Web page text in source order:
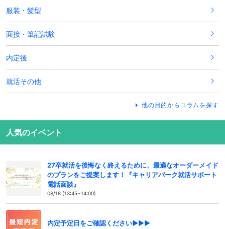
服装・髪型
面接・筆記試験
内定後
就活その他
他の目的からコラムを探す
人気のイベント
27卒就活を後悔なく終えるために、最適なオーダーメイド
のプランをご提案します！『キャリアパーク就活サポート
電話面談』
08/18 (13:45~14:00)
内定予定日をご確認ください▶▶▶